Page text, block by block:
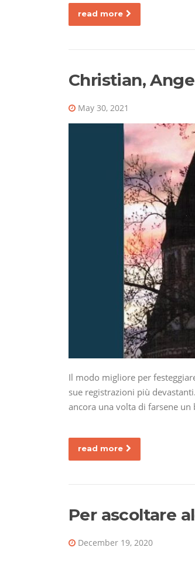
read more
Christian,
May 30, 2021
Il modo migliore per
sue registrazioni più
ancora una volta di farsene
read more
Per ascoltare
December 19, 2020